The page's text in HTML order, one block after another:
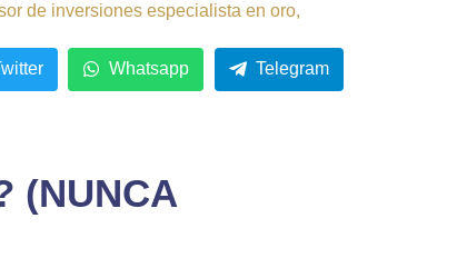
de inversiones especialista en oro,
(NUNCA
Whatsapp Telegram